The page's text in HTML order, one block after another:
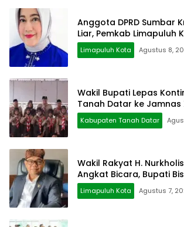
Anggota DPRD Sumbar
Liar, Pemkab Limapuluh
Limapuluh Kota Agustus 8,
Wakil Bupati Lepas
Tanah Datar ke Jamnas
Kabupaten Tanah Datar
Wakil Rakyat H.
Angkat Bicara, Bupati
Limapuluh Kota Agustus 7,